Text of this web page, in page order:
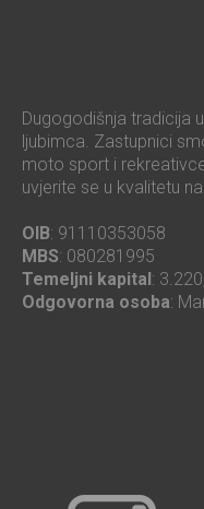
Dugogodišnja tradicija
ljubimca. Zastupnici
moto sport i
uvjerite se u kvalitetu
OIB: 91110353058
MBS: 080281995
Temeljni kapital:
Odgovorna osoba: